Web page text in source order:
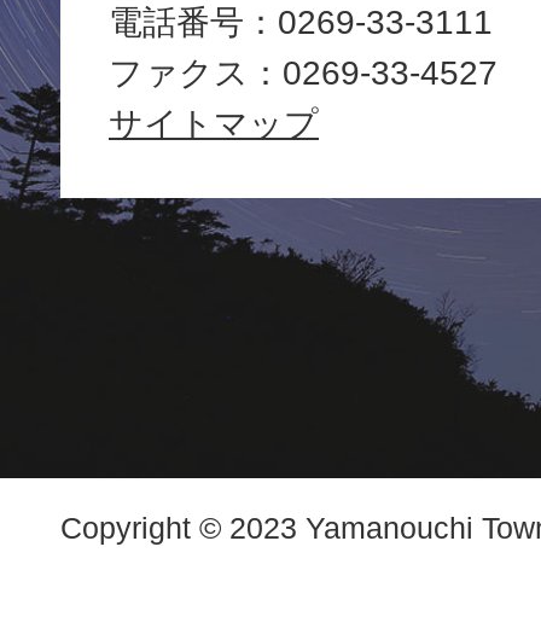
場
Yamanouchi
Town
電話番号：0269-33-3111
ファクス：0269-33-4527
サイトマップ
Copyright © 2023 Yamanouchi